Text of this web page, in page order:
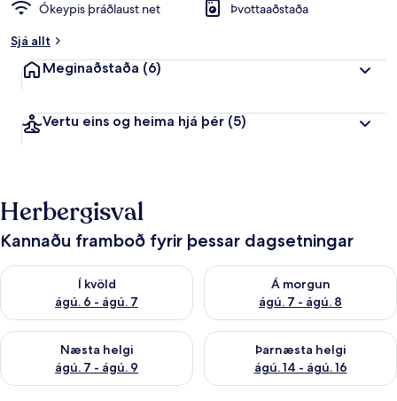
Ókeypis þráðlaust net
Þvottaaðstaða
Sjá allt
Meginaðstaða (6)
Vertu eins og heima hjá þér (5)
Herbergisval
Kannaðu framboð fyrir þessar dagsetningar
Í kvöld
ágú. 6 - ágú. 7
Athuga framboð í kvöld ágú. 6 - ágú. 7
Á morgun
ágú. 7 - ágú. 8
Athuga framboð á morgun
Næsta helgi
ágú. 7 - ágú. 9
Athuga framboð næstu helgi ágú. 7 - ágú. 9
Þarnæsta helgi
ágú. 14 - ágú. 16
Athuga framboð þarnæstu